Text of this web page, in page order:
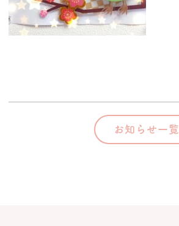
お知らせ一覧